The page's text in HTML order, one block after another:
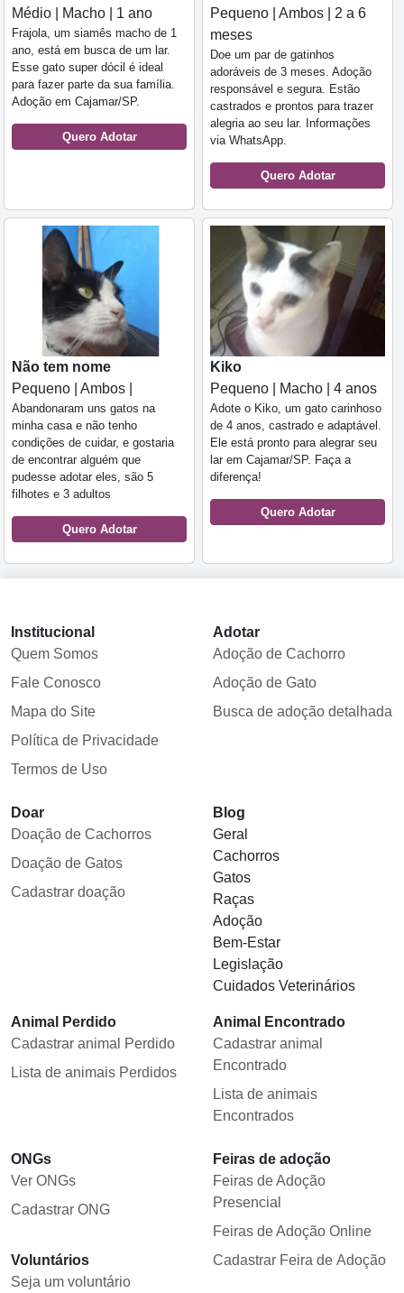
Médio | Macho | 1 ano
Frajola, um siamês macho de 1
ano, está em busca de um lar.
Esse gato super dócil é ideal
para fazer parte da sua família.
Adoção em Cajamar/SP.
Quero Adotar
Pequeno | Ambos | 2 a 6
meses
Doe um par de gatinhos
adoráveis de 3 meses. Adoção
responsável e segura. Estão
castrados e prontos para trazer
alegria ao seu lar. Informações
via WhatsApp.
Quero Adotar
Não tem nome
Pequeno | Ambos |
Abandonaram uns gatos na
minha casa e não tenho
condições de cuidar, e gostaria
de encontrar alguém que
pudesse adotar eles, são 5
filhotes e 3 adultos
Quero Adotar
Kiko
Pequeno | Macho | 4 anos
Adote o Kiko, um gato carinhoso
de 4 anos, castrado e adaptável.
Ele está pronto para alegrar seu
lar em Cajamar/SP. Faça a
diferença!
Quero Adotar
Institucional
Quem Somos
Fale Conosco
Mapa do Site
Política de Privacidade
Termos de Uso
Adotar
Adoção de Cachorro
Adoção de Gato
Busca de adoção detalhada
Doar
Doação de Cachorros
Doação de Gatos
Cadastrar doação
Blog
Geral
Cachorros
Gatos
Raças
Adoção
Bem-Estar
Legislação
Cuidados Veterinários
Animal Perdido
Cadastrar animal Perdido
Lista de animais Perdidos
Animal Encontrado
Cadastrar animal
Encontrado
Lista de animais
Encontrados
ONGs
Ver ONGs
Cadastrar ONG
Voluntários
Seja um voluntário
Feiras de adoção
Feiras de Adoção
Presencial
Feiras de Adoção Online
Cadastrar Feira de Adoção